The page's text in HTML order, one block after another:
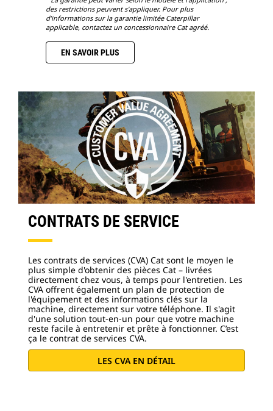
des restrictions peuvent s'appliquer. Pour plus
d’informations sur la garantie limitée Caterpillar
applicable, contactez un concessionnaire Cat agréé.
EN SAVOIR PLUS
CONTRATS DE SERVICE
Les contrats de services (CVA) Cat sont le moyen le
plus simple d'obtenir des pièces Cat – livrées
directement chez vous, à temps pour l'entretien. Les
CVA offrent également un plan de protection de
l'équipement et des informations clés sur la
machine, directement sur votre téléphone. Il s'agit
d'une solution tout-en-un pour que votre machine
reste facile à entretenir et prête à fonctionner. C’est
ça le contrat de services CVA.
LES CVA EN DÉTAIL